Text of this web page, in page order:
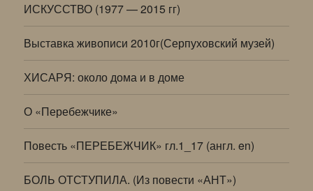
ИСКУССТВО (1977 — 2015 гг)
Выставка живописи 2010г(Серпуховский музей)
ХИСАРЯ: около дома и в доме
О «Перебежчике»
Повесть «ПЕРЕБЕЖЧИК» гл.1_17 (англ. en)
БОЛЬ ОТСТУПИЛА. (Из повести «АНТ»)